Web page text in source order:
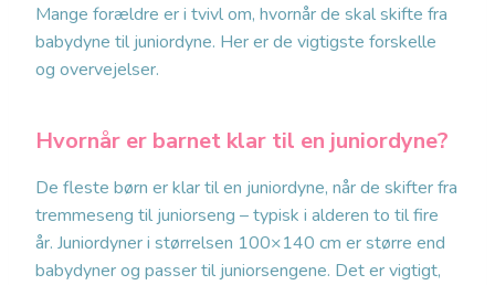
Mange forældre er i tvivl om, hvornår de skal skifte fra
babydyne til juniordyne. Her er de vigtigste forskelle
og overvejelser.
Hvornår er barnet klar til en juniordyne?
De fleste børn er klar til en juniordyne, når de skifter fra
tremmeseng til juniorseng – typisk i alderen to til fire
år. Juniordyner i størrelsen 100×140 cm er større end
babydyner og passer til juniorsengene. Det er vigtigt,